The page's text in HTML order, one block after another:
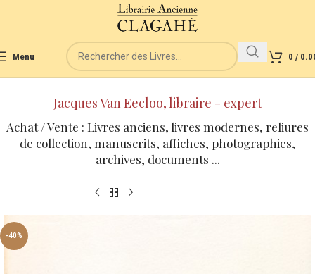
Menu 0 /
Jacques Van Eecloo, libraire - expert
Achat / Vente : Livres anciens, livres modernes, reliures
de collection, manuscrits, affiches, photographies,
archives, documents ...
-40%